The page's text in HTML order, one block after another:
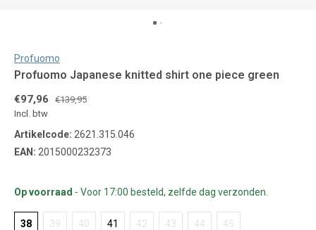
Profuomo
Profuomo Japanese knitted shirt one piece green
€97,96
€139,95
Incl. btw
Artikelcode: 2621.315.046
EAN: 2015000232373
Op voorraad - Voor 17:00 besteld, zelfde dag verzonden.
38 39 40 41 42 43 44 45